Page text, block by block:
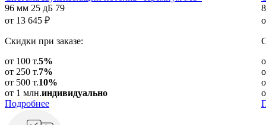
96 мм 25 дБ 79
от 13 645 ₽
Скидки при заказе:
от 100 т.5%
от 250 т.7%
от 500 т.10%
от 1 млн.индивидуально
Подробнее